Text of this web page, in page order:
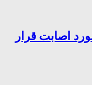
اصابت قرار